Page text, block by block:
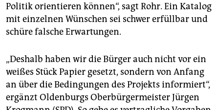
Politik orientieren können“, sagt Rohr. Ein Katalog
mit einzelnen Wünschen sei schwer erfüllbar und
schüre falsche Erwartungen.
„Deshalb haben wir die Bürger auch nicht vor ein
weißes Stück Papier gesetzt, sondern von Anfang
an über die Bedingungen des Projekts informiert“,
ergänzt Oldenburgs Oberbürgermeister Jürgen